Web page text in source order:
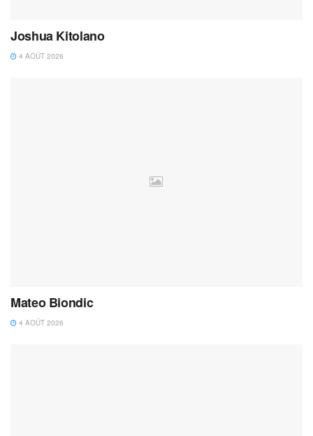
Joshua Kitolano
4 AOÛT 2026
Mateo Biondic
4 AOÛT 2026